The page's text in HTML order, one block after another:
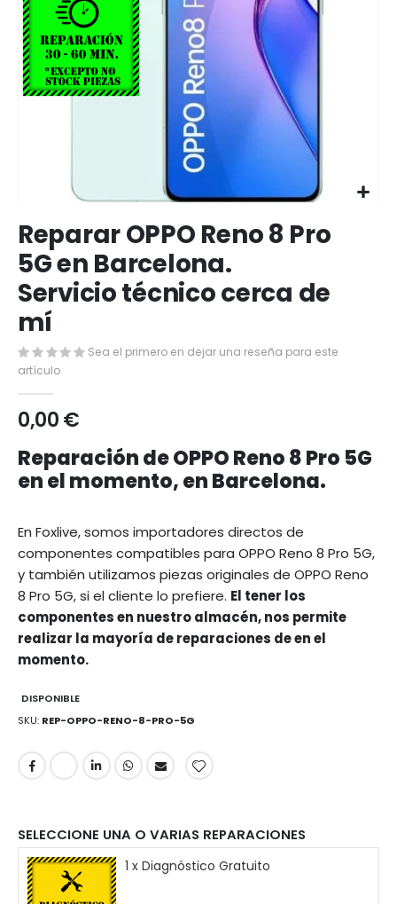
al
comienzo
de
la
galería
de
Reparar OPPO Reno 8 Pro
5G en Barcelona.
Servicio técnico cerca de
mí
Sea el primero en dejar una reseña para este
artículo
0,00 €
Reparación de OPPO Reno 8 Pro 5G
en el momento, en Barcelona.
En Foxlive, somos importadores directos de
componentes compatibles para OPPO Reno 8 Pro 5G,
y también utilizamos piezas originales de OPPO Reno
8 Pro 5G, si el cliente lo prefiere. El tener los
componentes en nuestro almacén, nos permite
realizar la mayoría de reparaciones de en el
momento.
DISPONIBLE
SKU REP-OPPO-RENO-8-PRO-5G
SELECCIONE UNA O VARIAS REPARACIONES
1 x Diagnóstico Gratuito